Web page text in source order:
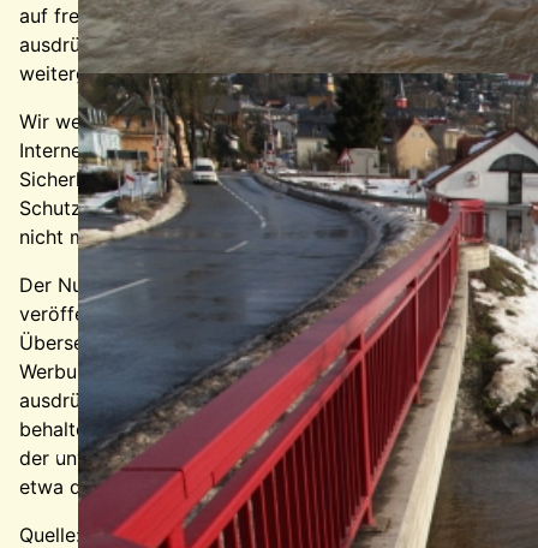
auf freiwilliger Basis. Diese Daten werden ohne Ihre
ausdrückliche Zustimmung nicht an Dritte
weitergegeben.
Wir weisen darauf hin, dass die Datenübertragung im
Internet (z.B. bei der Kommunikation per E-Mail)
Sicherheitslücken aufweisen kann. Ein lückenloser
Schutz der Daten vor dem Zugriff durch Dritte ist
nicht möglich.
Der Nutzung von im Rahmen der Impressumspflicht
veröffentlichten Kontaktdaten durch Dritte zur
Übersendung von nicht ausdrücklich angeforderter
Werbung und Informationsmaterialien wird hiermit
ausdrücklich widersprochen. Die Betreiber der Seiten
behalten sich ausdrücklich rechtliche Schritte im Falle
der unverlangten Zusendung von Werbeinformationen,
etwa durch Spam-Mails, vor.
Quelle:
Disclaimer von eRecht24, dem Portal zum